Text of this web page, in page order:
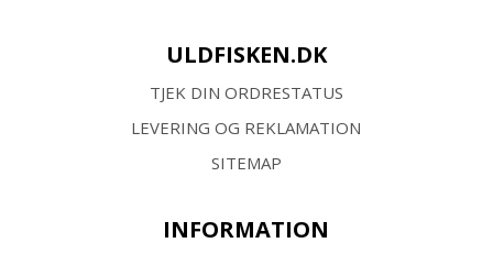
ULDFISKEN.DK
TJEK DIN ORDRESTATUS
LEVERING OG REKLAMATION
SITEMAP
INFORMATION